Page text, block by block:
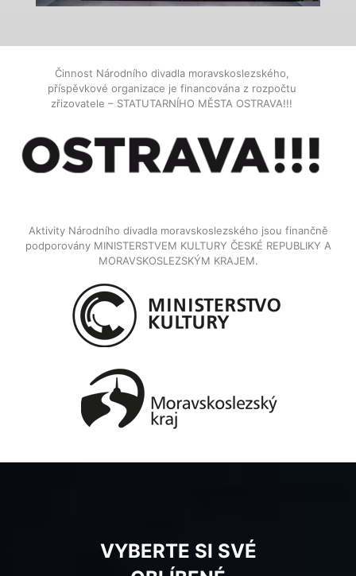
Činnost Národního divadla moravskoslezského,
příspěvkové organizace je financována z rozpočtu
zřizovatele – STATUTARNÍHO MĚSTA OSTRAVA!!!
Aktivity Národního divadla moravskoslezského jsou finančně
podporovány MINISTERSTVEM KULTURY ČESKÉ REPUBLIKY A
MORAVSKOSLEZSKÝM KRAJEM.
VYBERTE SI SVÉ